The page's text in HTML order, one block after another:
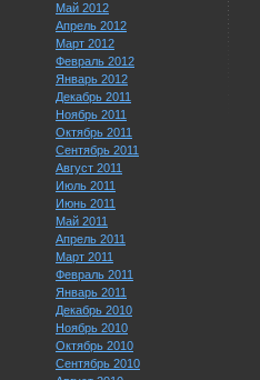
Май 2012
Апрель 2012
Март 2012
Февраль 2012
Январь 2012
Декабрь 2011
Ноябрь 2011
Октябрь 2011
Сентябрь 2011
Август 2011
Июль 2011
Июнь 2011
Май 2011
Апрель 2011
Март 2011
Февраль 2011
Январь 2011
Декабрь 2010
Ноябрь 2010
Октябрь 2010
Сентябрь 2010